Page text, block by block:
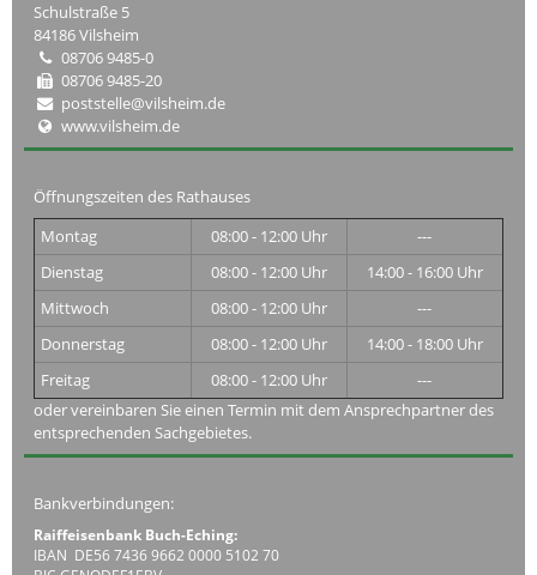
Schulstraße 5
84186 Vilsheim
08706 9485-0
08706 9485-20
poststelle@vilsheim.de
www.vilsheim.de
Öffnungszeiten des Rathauses
Montag
08:00 - 12:00 Uhr
---
Dienstag
08:00 - 12:00 Uhr
14:00 - 16:00 Uhr
Mittwoch
08:00 - 12:00 Uhr
---
Donnerstag
08:00 - 12:00 Uhr
14:00 - 18:00 Uhr
Freitag
08:00 - 12:00 Uhr
---
oder vereinbaren Sie einen Termin mit dem Ansprechpartner des
entsprechenden Sachgebietes.
Bankverbindungen:
Raiffeisenbank Buch-Eching:
IBAN DE56 7436 9662 0000 5102 70